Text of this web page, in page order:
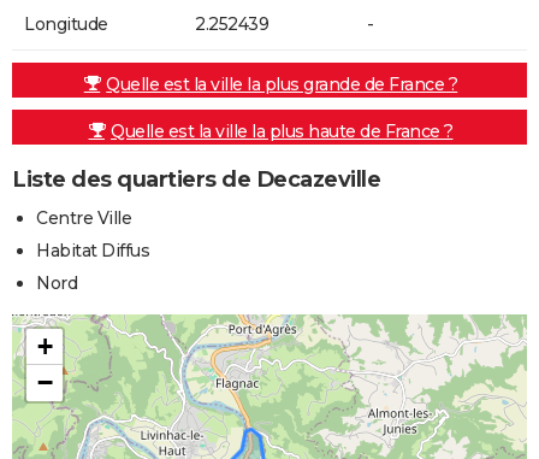
Longitude 2.252439 -
Quelle est la ville la plus grande de France ?
Quelle est la ville la plus haute de France ?
Liste des quartiers de Decazeville
Centre Ville
Habitat Diffus
Nord
+
−